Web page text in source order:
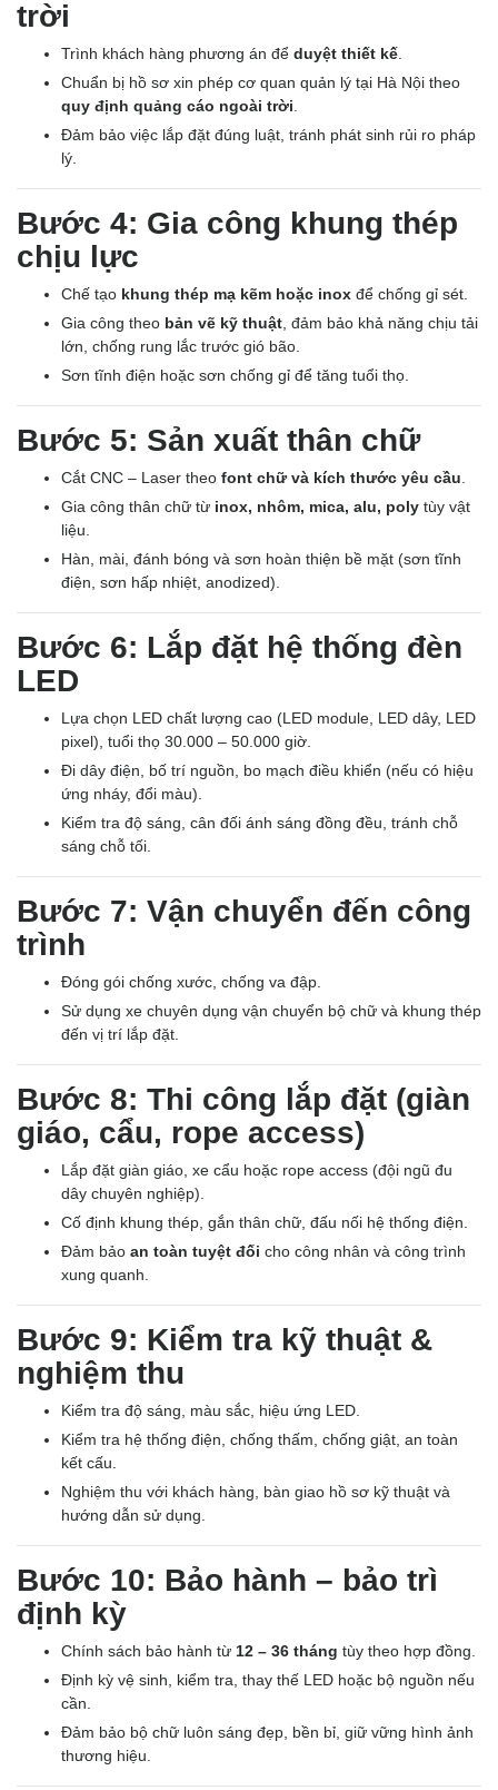
trời
Trình khách hàng phương án để duyệt thiết kế
Chuẩn bị hồ sơ xin phép cơ quan quản lý tại Hà Nội theo
quy định quảng cáo ngoài trời
Đảm bảo việc lắp đặt đúng luật, tránh phát sinh rủi ro pháp
lý.
Bước 4: Gia công khung thép
chịu lực
Chế tạo khung thép mạ kẽm hoặc inox để chống gỉ sét.
Gia công theo bản vẽ kỹ thuật , đảm bảo khả năng chịu tải
lớn, chống rung lắc trước gió bão.
Sơn tĩnh điện hoặc sơn chống gỉ để tăng tuổi thọ.
Bước 5: Sản xuất thân chữ
Cắt CNC – Laser theo font chữ và kích thước yêu cầu
Gia công thân chữ từ inox, nhôm, mica, alu, poly tùy vật
liệu.
Hàn, mài, đánh bóng và sơn hoàn thiện bề mặt (sơn tĩnh
điện, sơn hấp nhiệt, anodized).
Bước 6: Lắp đặt hệ thống đèn
LED
Lựa chọn LED chất lượng cao (LED module, LED dây, LED
pixel), tuổi thọ 30.000 – 50.000 giờ.
Đi dây điện, bố trí nguồn, bo mạch điều khiển (nếu có hiệu
ứng nháy, đổi màu).
Kiểm tra độ sáng, cân đối ánh sáng đồng đều, tránh chỗ
sáng chỗ tối.
Bước 7: Vận chuyển đến công
trình
Đóng gói chống xước, chống va đập.
Sử dụng xe chuyên dụng vận chuyển bộ chữ và khung thép
đến vị trí lắp đặt.
Bước 8: Thi công lắp đặt (giàn
giáo, cẩu, rope access)
Lắp đặt giàn giáo, xe cẩu hoặc rope access (đội ngũ đu
dây chuyên nghiệp).
Cố định khung thép, gắn thân chữ, đấu nối hệ thống điện.
Đảm bảo an toàn tuyệt đối cho công nhân và công trình
xung quanh.
Bước 9: Kiểm tra kỹ thuật &
nghiệm thu
Kiểm tra độ sáng, màu sắc, hiệu ứng LED.
Kiểm tra hệ thống điện, chống thấm, chống giật, an toàn
kết cấu.
Nghiệm thu với khách hàng, bàn giao hồ sơ kỹ thuật và
hướng dẫn sử dụng.
Bước 10: Bảo hành – bảo trì
định kỳ
Chính sách bảo hành từ 12 – 36 tháng tùy theo hợp đồng.
Định kỳ vệ sinh, kiểm tra, thay thế LED hoặc bộ nguồn nếu
cần.
Đảm bảo bộ chữ luôn sáng đẹp, bền bỉ, giữ vững hình ảnh
thương hiệu.